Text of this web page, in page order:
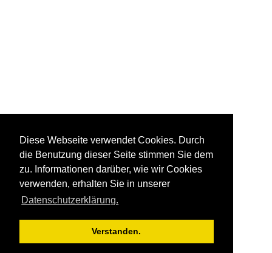
Diese Webseite verwendet Cookies. Durch
die Benutzung dieser Seite stimmen Sie dem
zu. Informationen darüber, wie wir Cookies
verwenden, erhalten Sie in unserer
Datenschutzerklärung.
Verstanden.